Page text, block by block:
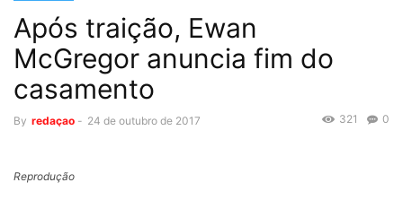
Após traição, Ewan
McGregor anuncia fim do
casamento
By redaçao - 24 de outubro de 2017 0
321
Reprodução